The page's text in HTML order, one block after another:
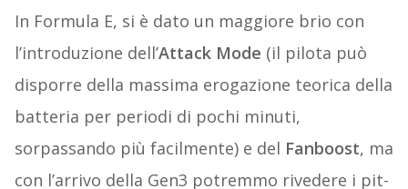
In Formula E, si è dato un maggiore brio con
l’introduzione dell’Attack Mode (il pilota può
disporre della massima erogazione teorica della
batteria per periodi di pochi minuti,
sorpassando più facilmente) e del Fanboost, ma
con l’arrivo della Gen3 potremmo rivedere i pit-